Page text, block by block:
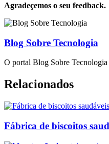
Agradeçemos o seu feedback.
Blog Sobre Tecnologia
O portal Blog Sobre
Relacionados
Fábrica de biscoitos